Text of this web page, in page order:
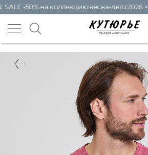
-50% на коллекцию весна-лето 2026 >>>